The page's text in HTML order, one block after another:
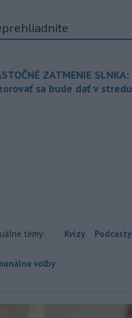
ZATMENIE SLNKA:
sa bude dať v stredu
témy: Kvízy Podcasty
voľby